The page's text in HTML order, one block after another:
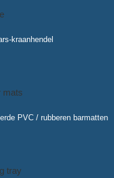
kraanhendel
PVC / rubberen barmatten